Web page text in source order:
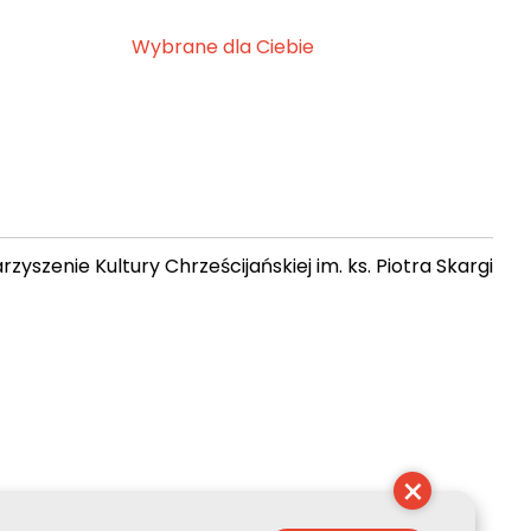
Wybrane dla Ciebie
Kultury Chrześcijańskiej im. ks. Piotra Skargi
×